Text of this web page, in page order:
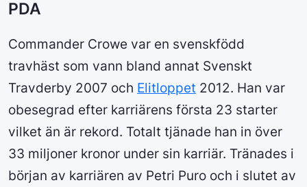
PDA
Commander Crowe var en svenskfödd
travhäst som vann bland annat Svenskt
Travderby 2007 och Elitloppet 2012. Han var
obesegrad efter karriärens första 23 starter
vilket än är rekord. Totalt tjänade han in över
33 miljoner kronor under sin karriär. Tränades i
början av karriären av Petri Puro och i slutet av